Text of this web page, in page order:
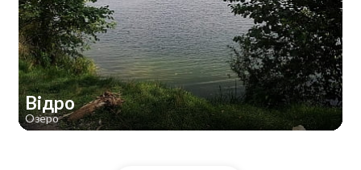
Відро
Озеро